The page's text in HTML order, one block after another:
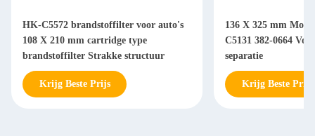
HK-C5572 brandstoffilter voor auto's
108 X 210 mm cartridge type
brandstoffilter Strakke structuur
Krijg Beste Prijs
136 X 325 mm
C5131 382-0664
separatie
Krijg Beste Prijs